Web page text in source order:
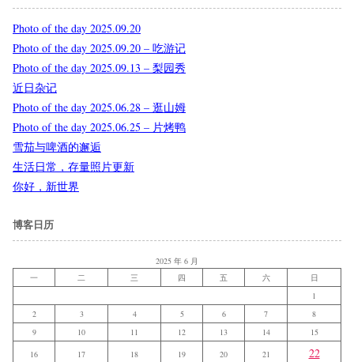
Photo of the day 2025.09.20
Photo of the day 2025.09.20 – 吃游记
Photo of the day 2025.09.13 – 梨园秀
近日杂记
Photo of the day 2025.06.28 – 逛山姆
Photo of the day 2025.06.25 – 片烤鸭
雪茄与啤酒的邂逅
生活日常，存量照片更新
你好，新世界
博客日历
2025 年 6 月
一
二 三 四 五 六
日
1
2
3 4 5 6 7
8
9
10 11 12 13 14
15
16
17 18 19 20 21 22